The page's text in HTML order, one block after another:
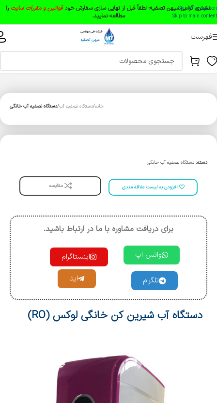
Skip to navigation
Skip to main content
مشتری گرامی میهن تصفیه: لطفاً قبل از نهایی سازی سفارش خودقوانین و مقررات سایت را
مطالعه نمایید.
فهرست
خانه دستگاه تصفیه آب دستگاه تصفیه آب خانگی
دسته: دستگاه تصفیه آب خانگی
افزودن به لیست علاقه مندی مقایسه
برای دریافت مشاوره با ما در ارتباط باشید.
واتس اپ اینستاگرام
تلگرام ایتا
دستگاه آب شیرین کن خانگی لوکس (RO)